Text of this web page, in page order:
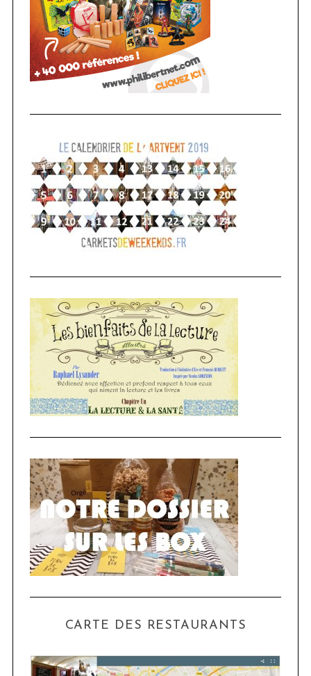
CARTE DES RESTAURANTS